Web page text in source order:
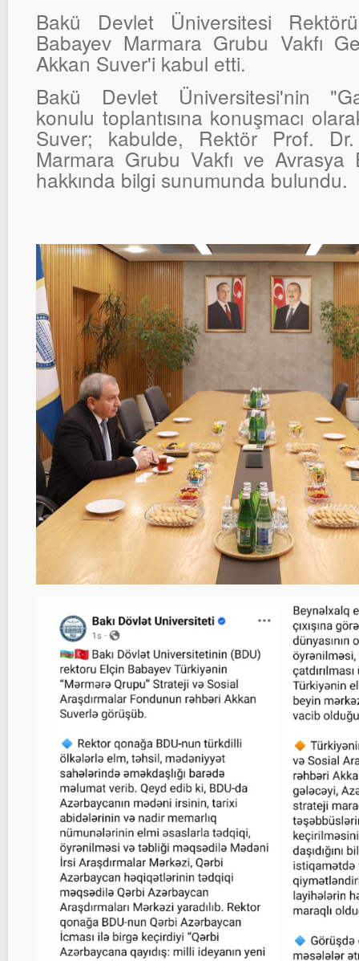
Bakü Devlet Üniversitesi
Babayev Marmara Grubu Vakfı
Akkan Suver'i kabul etti.
Bakü Devlet Üniversitesi'nin
konulu toplantısına konuşmacı
Suver; kabulde, Rektör Prof.
Marmara Grubu Vakfı ve
hakkında bilgi sunumunda bulundu.